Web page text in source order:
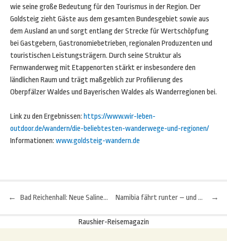
wie seine große Bedeutung für den Tourismus in der Region. Der
Goldsteig zieht Gäste aus dem gesamten Bundesgebiet sowie aus
dem Ausland an und sorgt entlang der Strecke für Wertschöpfung
bei Gastgebern, Gastronomiebetrieben, regionalen Produzenten und
touristischen Leistungsträgern. Durch seine Struktur als
Fernwanderweg mit Etappenorten stärkt er insbesondere den
ländlichen Raum und trägt maßgeblich zur Profilierung des
Oberpfälzer Waldes und Bayerischen Waldes als Wanderregionen bei.
Link zu den Ergebnissen: https://www.wir-leben-
outdoor.de/wandern/die-beliebtesten-wanderwege-und-regionen/
Informationen: www.goldsteig-wandern.de
Beitragsnavigation
← Bad Reichenhall: Neue Saline feiert 100. Jubiläum →
Namibia fährt runter – und genau das suchen gerade viele Reisende
Raushier-Reisemagazin